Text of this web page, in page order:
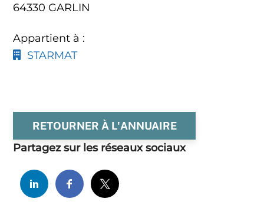
64330 GARLIN
Appartient à :
STARMAT
RETOURNER À L'ANNUAIRE
Partagez sur les réseaux sociaux